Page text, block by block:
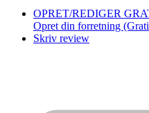
OPRET/REDIGER
Opret din forretning
Skriv review